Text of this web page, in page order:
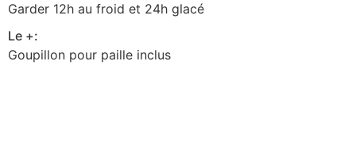
Garder 12h au froid et 24h glacé
Le +:
Goupillon pour paille inclus